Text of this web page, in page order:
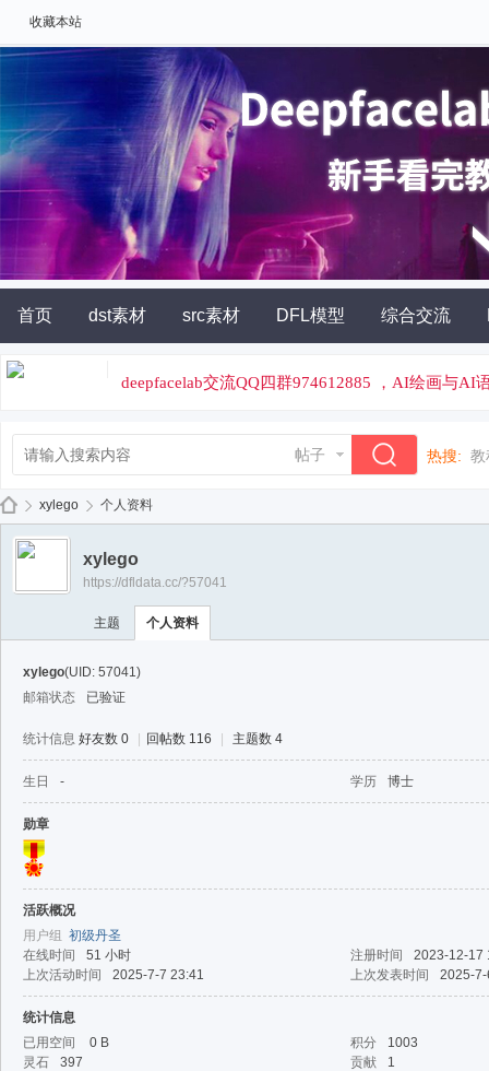
收藏本站
首页 dst素材 src素材 DFL模型 综合交流
AI角色扮演
deepfacelab交流QQ四群974612885 ，AI绘画与AI
帖子
热搜: 教
›
xylego 个人资料
xylego
https://dfldata.cc/?57041
主题 个人资料
xylego(UID: 57041)
邮箱状态
已验证
统计信息 好友数 0 回帖数 116 主题数 4
生日 - 学历 博士
勋章
活跃概况
用户组 初级丹圣
在线时间
51 小时 注册时间
2023-12-17
上次活动时间
2025-7-7 23:41 上次发表时间 2025-
统计信息
已用空间
0 B 积分
1003
灵石
397 贡献 1